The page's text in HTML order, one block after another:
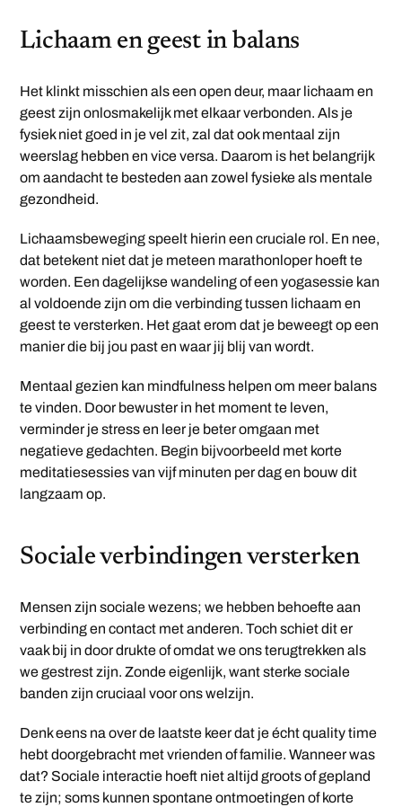
Lichaam en geest in balans
Het klinkt misschien als een open deur, maar lichaam en
geest zijn onlosmakelijk met elkaar verbonden. Als je
fysiek niet goed in je vel zit, zal dat ook mentaal zijn
weerslag hebben en vice versa. Daarom is het belangrijk
om aandacht te besteden aan zowel fysieke als mentale
gezondheid.
Lichaamsbeweging speelt hierin een cruciale rol. En nee,
dat betekent niet dat je meteen marathonloper hoeft te
worden. Een dagelijkse wandeling of een yogasessie kan
al voldoende zijn om die verbinding tussen lichaam en
geest te versterken. Het gaat erom dat je beweegt op een
manier die bij jou past en waar jij blij van wordt.
Mentaal gezien kan mindfulness helpen om meer balans
te vinden. Door bewuster in het moment te leven,
verminder je stress en leer je beter omgaan met
negatieve gedachten. Begin bijvoorbeeld met korte
meditatiesessies van vijf minuten per dag en bouw dit
langzaam op.
Sociale verbindingen versterken
Mensen zijn sociale wezens; we hebben behoefte aan
verbinding en contact met anderen. Toch schiet dit er
vaak bij in door drukte of omdat we ons terugtrekken als
we gestrest zijn. Zonde eigenlijk, want sterke sociale
banden zijn cruciaal voor ons welzijn.
Denk eens na over de laatste keer dat je écht quality time
hebt doorgebracht met vrienden of familie. Wanneer was
dat? Sociale interactie hoeft niet altijd groots of gepland
te zijn; soms kunnen spontane ontmoetingen of korte